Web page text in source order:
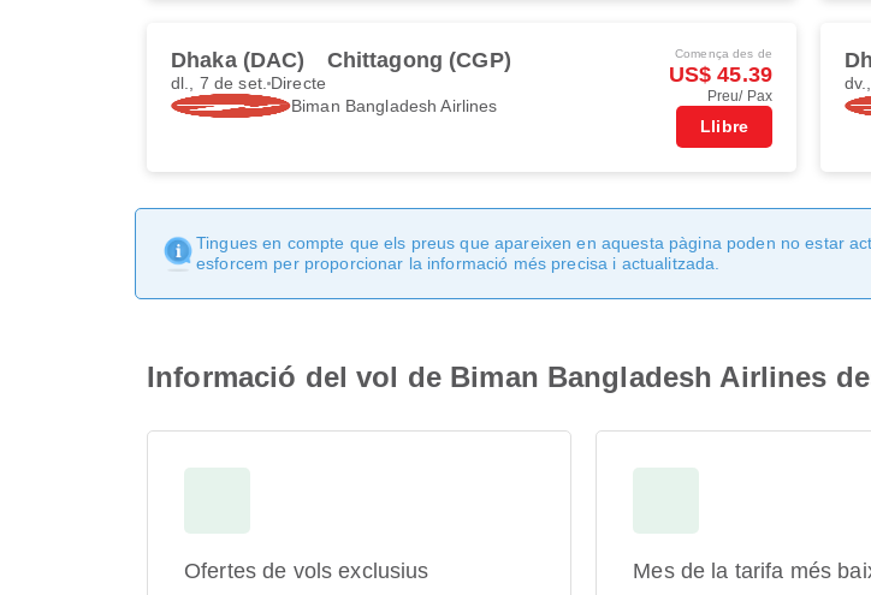
Dhaka (DAC) Chittagong (CGP)
dl., 7 de set. Directe
Biman Bangladesh Airlines
Comença des de
US$ 45.39
Preu/ Pax
Llibre
Tingues en compte que els preus que apareixen en aquesta pàgina poden no estar
esforcem per proporcionar la informació més precisa i actualitzada.
Informació del vol de Biman Bangladesh Airlines
Ofertes de vols exclusius Mes de la tarifa més